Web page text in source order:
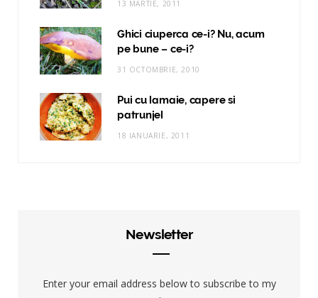
13 MARTIE, 2011
Ghici ciuperca ce-i? Nu, acum
pe bune – ce-i?
31 OCTOMBRIE, 2010
Pui cu lamaie, capere si
patrunjel
18 IANUARIE, 2011
Newsletter
Enter your email address below to subscribe to my